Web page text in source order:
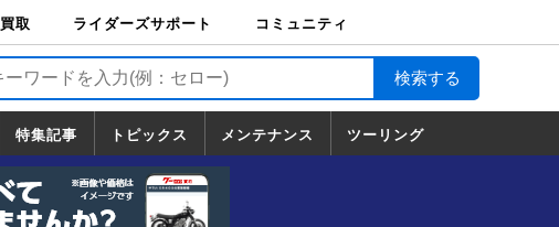
取
取
ライダーズサポート
ライダーズサポート
TOP
バイク輸送
バイクガレージライ
フ
バイク車両保険
ロードサービス
バイク試乗
コミュニティ
特集記事 トピックス
トピックス
一覧
ホンダ
ヤマハ
スズキ
カワサキ
ハーレーダ
ビッドソン
BMW
ドゥカティ
トライアン
フ
メンテナンス ツーリング